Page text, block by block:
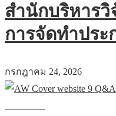
สำนักบริหาร
การจัดทำปร
กรกฎาคม 24, 2026